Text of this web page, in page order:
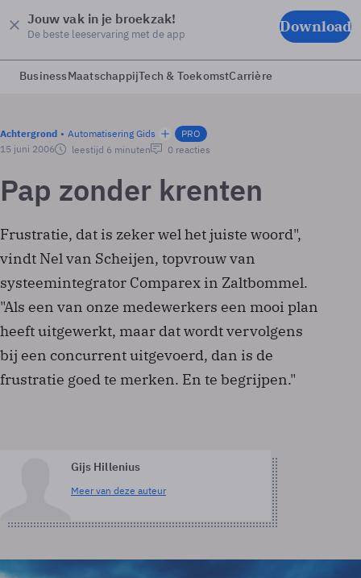
Jouw vak in je broekzak!
De beste leeservaring met de app Download
BusinessMaatschappijTech & ToekomstCarrière
Achtergrond Automatisering Gids
PRO
15 juni 2006
leestijd 6 minuten 0 reacties
Pap zonder krenten
Frustratie, dat is zeker wel het juiste woord",
vindt Nel van Scheijen, topvrouw van
systeemintegrator Comparex in Zaltbommel.
"Als een van onze medewerkers een mooi plan
heeft uitgewerkt, maar dat wordt vervolgens
bij een concurrent uitgevoerd, dan is de
frustratie goed te merken. En te begrijpen."
Gijs Hillenius
Meer van deze auteur